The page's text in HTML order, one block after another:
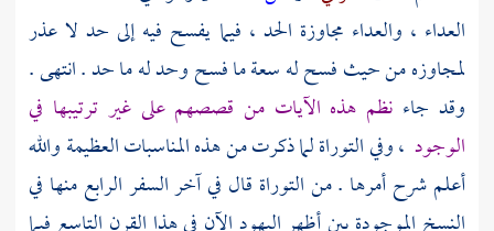
العداء ، والعداء مجاوزة الحد ، فيما يفسح فيه إلى حد لا عذر
لمجاوزه من حيث فسح له سعة ما فسح وحد له ما حد . انتهى .
وقد جاء نظم هذه الآيات من قصصهم على غير ترتيبها في
الوجود ، وفي التوراة لما ذكرت من هذه المناسبات العظيمة والله
أعلم شرح أمرها . من التوراة قال في آخر السفر الرابع منها في